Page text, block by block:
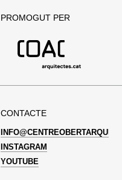
PROMOGUT PER
CONTACTE
INSTAGRAM
YOUTUBE